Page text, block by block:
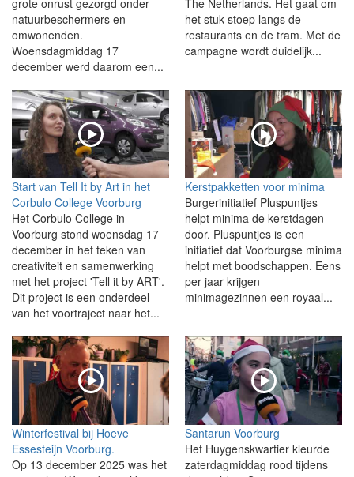
grote onrust gezorgd onder
natuurbeschermers en
omwonenden.
Woensdagmiddag 17
december werd daarom een...
The Netherlands. Het gaat om
het stuk stoep langs de
restaurants en de tram. Met de
campagne wordt duidelijk...
Start van Tell It by Art in het
Corbulo College Voorburg
Het Corbulo College in
Voorburg stond woensdag 17
december in het teken van
creativiteit en samenwerking
met het project 'Tell it by ART'.
Dit project is een onderdeel
van het voortraject naar het...
Kerstpakketten voor minima
Burgerinitiatief Pluspuntjes
helpt minima de kerstdagen
door. Pluspuntjes is een
initiatief dat Voorburgse minima
helpt met boodschappen. Eens
per jaar krijgen
minimagezinnen een royaal...
Winterfestival bij Hoeve
Essesteijn Voorburg.
Op 13 december 2025 was het
Santarun Voorburg
Het Huygenskwartier kleurde
zaterdagmiddag rood tijdens